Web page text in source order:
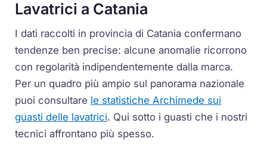
Lavatrici a Catania
I dati raccolti in provincia di Catania confermano
tendenze ben precise: alcune anomalie ricorrono
con regolarità indipendentemente dalla marca.
Per un quadro più ampio sul panorama nazionale
puoi consultare le statistiche Archimede sui
guasti delle lavatrici. Qui sotto i guasti che i nostri
tecnici affrontano più spesso.